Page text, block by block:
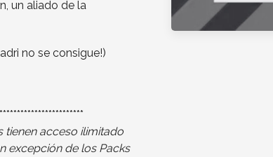
un aliado de la
no se consigue!)
acceso ilimitado
excepción de los Packs